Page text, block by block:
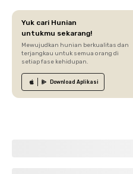
Yuk cari Hunian
untukmu sekarang!
Mewujudkan hunian berkualitas dan
terjangkau untuk semua orang di
setiap fase kehidupan.
Download Aplikasi